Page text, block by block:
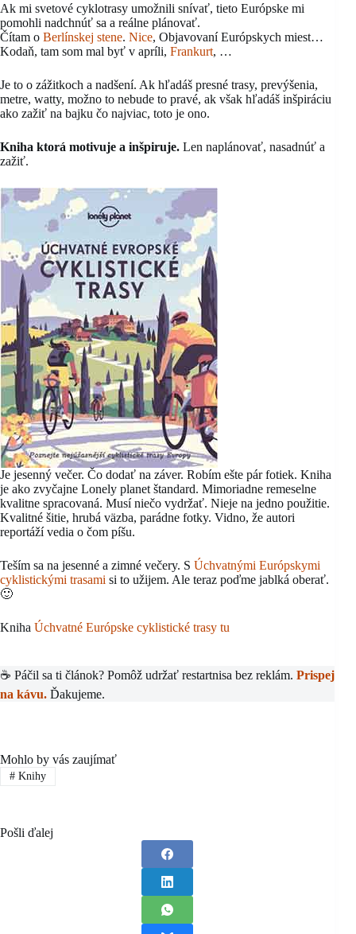
Ak mi svetové cyklotrasy umožnili snívať, tieto Európske mi
pomohli nadchnúť sa a reálne plánovať.
Čítam o Berlínskej stene. Nice, Objavovaní Európskych miest…
Kodaň, tam som mal byť v apríli, Frankurt, …
Je to o zážitkoch a nadšení. Ak hľadáš presné trasy, prevýšenia,
metre, watty, možno to nebude to pravé, ak však hľadáš inšpiráciu
ako zažiť na bajku čo najviac, toto je ono.
Kniha ktorá motivuje a inšpiruje. Len naplánovať, nasadnúť a
zažiť.
Je jesenný večer. Čo dodať na záver. Robím ešte pár fotiek. Kniha
je ako zvyčajne Lonely planet štandard. Mimoriadne remeselne
kvalitne spracovaná. Musí niečo vydržať. Nieje na jedno použitie.
Kvalitné šitie, hrubá väzba, parádne fotky. Vidno, že autori
reportáží vedia o čom píšu.
Teším sa na jesenné a zimné večery. S Úchvatnými Európskymi
cyklistickými trasami si to užijem. Ale teraz poďme jablká oberať.
🙂
Kniha Úchvatné Európske cyklistické trasy tu
☕ Páčil sa ti článok? Pomôž udržať restartnisa bez reklám. Prispej
na kávu. Ďakujeme.
Mohlo by vás zaujímať
#Knihy
Pošli ďalej